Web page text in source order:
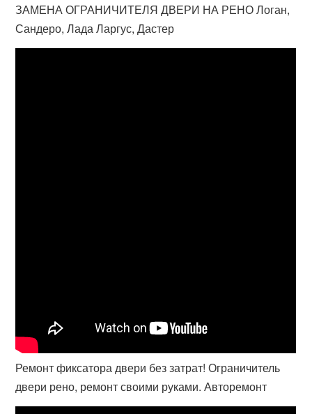
ЗАМЕНА ОГРАНИЧИТЕЛЯ ДВЕРИ НА РЕНО Логан,
Сандеро, Лада Ларгус, Дастер
Ремонт фиксатора двери без затрат! Ограничитель
двери рено, ремонт своими руками. Авторемонт